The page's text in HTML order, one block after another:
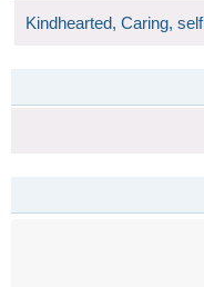
Kindhearted, Caring,